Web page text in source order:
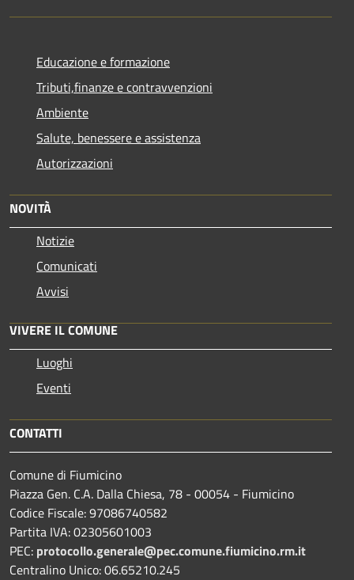
Educazione e formazione
Tributi,finanze e contravvenzioni
Ambiente
Salute, benessere e assistenza
Autorizzazioni
NOVITÀ
Notizie
Comunicati
Avvisi
VIVERE IL COMUNE
Luoghi
Eventi
CONTATTI
Comune di Fiumicino
Piazza Gen. C.A. Dalla Chiesa, 78 - 00054 - Fiumicino
Codice Fiscale: 97086740582
Partita IVA: 02305601003
PEC: protocollo.generale@pec.comune.fiumicino.rm.it
Centralino Unico: 06.65210.245